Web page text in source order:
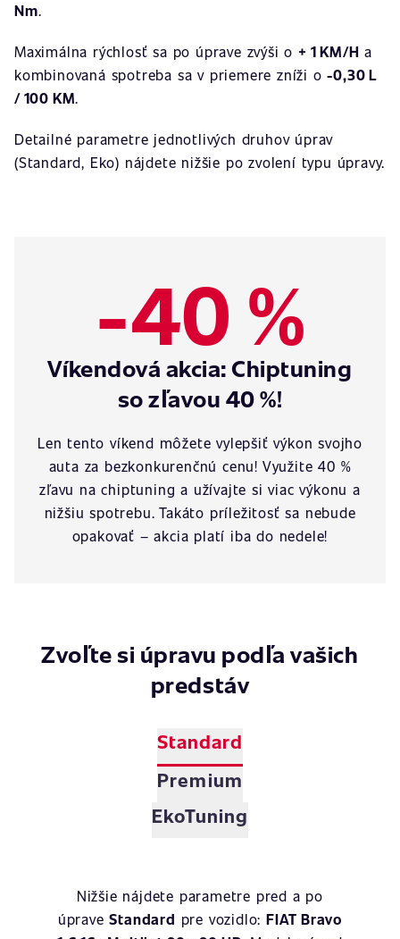
Nm.
Maximálna rýchlosť sa po úprave zvýši o + 1 KM/H a
kombinovaná spotreba sa v priemere zníži o-0,30 L
/ 100 KM.
Detailné parametre jednotlivých druhov úprav
(Standard, Eko) nájdete nižšie po zvolení typu úpravy.
-40 %
Víkendová akcia: Chiptuning
so zľavou 40 %!
Len tento víkend môžete vylepšiť výkon svojho
auta za bezkonkurenčnú cenu! Využite 40 %
zľavu na chiptuning a užívajte si viac výkonu a
nižšiu spotrebu. Takáto príležitosť sa nebude
opakovať – akcia platí iba do nedele!
Zvoľte si úpravu podľa vašich
predstáv
Standard
Premium
EkoTuning
Nižšie nájdete parametre pred a po
úpraveStandard pre vozidlo:FIAT Bravo